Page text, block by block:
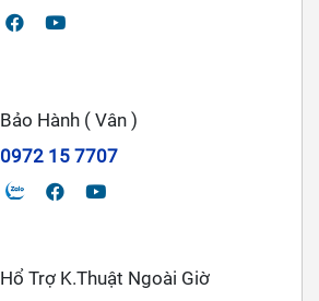
Bảo Hành ( Vân )
0972 15 7707
Hổ Trợ K.Thuật Ngoài Giờ